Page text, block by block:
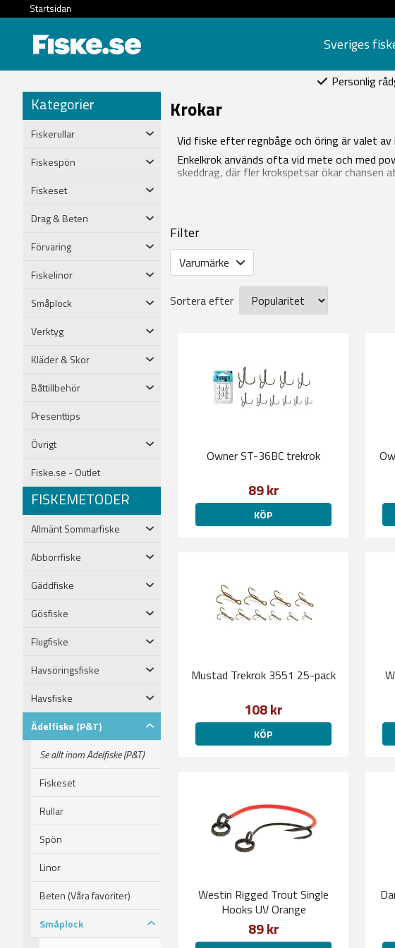
Startsidan
Sveriges
Personlig
Kategorier
Fiskerullar
Fiskespön
Fiskeset
Drag & Beten
Förvaring
Fiskelinor
Småplock
Verktyg
Kläder & Skor
Båttillbehör
Presenttips
Övrigt
Fiske.se - Outlet
FISKEMETODER
Allmänt Sommarfiske
Abborrfiske
Gäddfiske
Gösfiske
Flugfiske
Havsöringsfiske
Havsfiske
Ädelfiske (P&T)
Se allt inom Ädelfiske (P&T)
Fiskeset
Rullar
Spön
Linor
Beten (Våra favoriter)
Småplock
Krokar
Vid fiske efter regnbåge och öring är valet
Enkelkrok används ofta vid mete och med
skeddrag, där fler krokspetsar ökar chansen
Filter
Varumärke
Sortera efter
Owner ST-36BC trekrok
89 kr
KÖP
Mustad Trekrok 3551 25-pack
108 kr
KÖP
Westin Rigged Trout Single
Hooks UV Orange
89 kr